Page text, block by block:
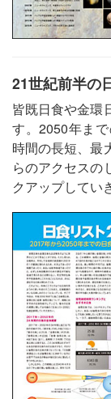
21世紀前半の
皆既日食や金環
す。2050年ま
時間の長短、最
らのアクセスの
クアップしてい